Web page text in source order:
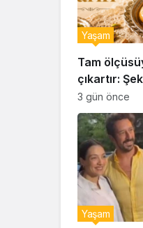
Tam
çıkartır:
Yaşam
3 gün önce
Yaşam